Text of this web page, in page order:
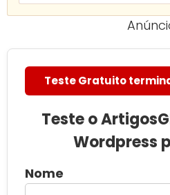
Teste Gratuito
Teste o
Wordpress
Nome